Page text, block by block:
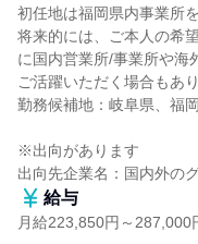
初任地は福岡県内事業所
将来的には、ご本人の希
に国内営業所/事業所や海
ご活躍いただく場合もあり
勤務候補地：岐阜県、福
※出向があります
出向先企業名：国内外の
給与
月給223,850円～287,000